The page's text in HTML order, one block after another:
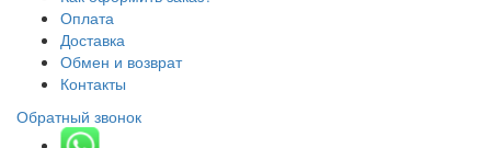
Оплата
Доставка
Обмен и возврат
Контакты
Обратный звонок